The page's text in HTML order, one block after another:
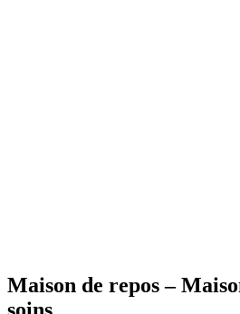
Maison de repos –
soins